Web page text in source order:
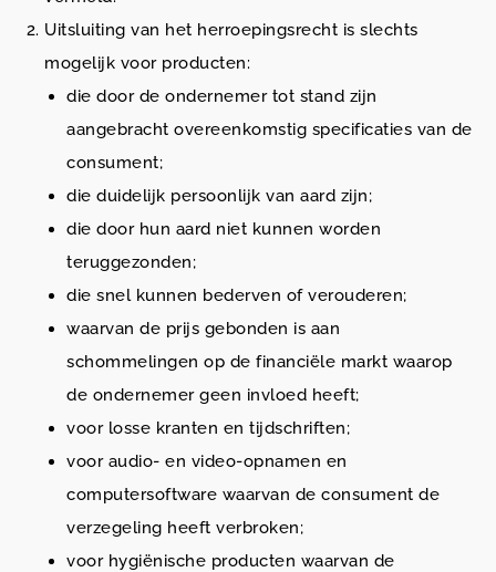
Uitsluiting van het herroepingsrecht is slechts
mogelijk voor producten:
die door de ondernemer tot stand zijn
aangebracht overeenkomstig specificaties van de
consument;
die duidelijk persoonlijk van aard zijn;
die door hun aard niet kunnen worden
teruggezonden;
die snel kunnen bederven of verouderen;
waarvan de prijs gebonden is aan
schommelingen op de financiële markt waarop
de ondernemer geen invloed heeft;
voor losse kranten en tijdschriften;
voor audio- en video-opnamen en
computersoftware waarvan de consument de
verzegeling heeft verbroken;
voor hygiënische producten waarvan de